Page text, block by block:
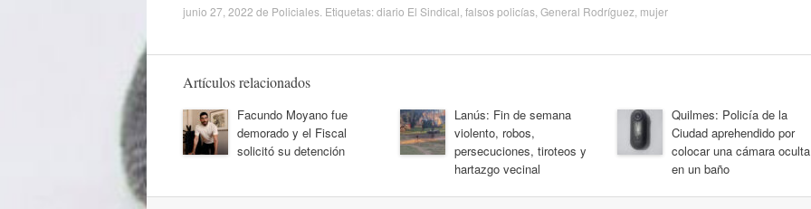
junio 27, 2022 de Policiales . Etiquetas:diario El Sindical falsos policías General Rodríguez mujer
Artículos relacionados
Facundo Moyano fue
demorado y el Fiscal
solicitó su detención
Lanús: Fin de semana
violento, robos,
persecuciones, tiroteos y
hartazgo vecinal
Quilmes: Policía de la
Ciudad aprehendido por
colocar una cámara oculta
en un baño